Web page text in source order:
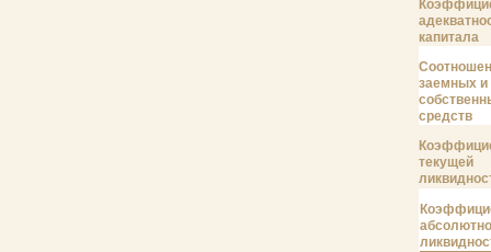
капитала
заемных и
средств
текущей